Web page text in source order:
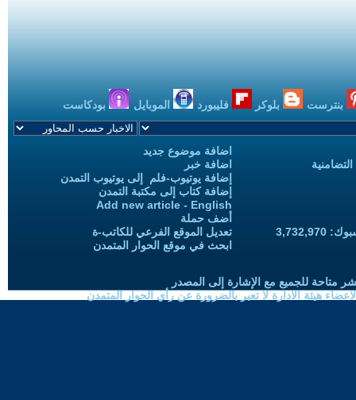
بنترست بلوكر فليبورد الموبايل بودكاست
اضافة موضوع جديد
اضافة خبر
إضافة يوتيوب-فلم إلى يوتيوب التمدن
إضافة كتاب إلى مكتبة التمدن
Add new article - English
أضف حملة
تعديل الموقع الفرعي للكاتب-ة
ابحث في موقع الحوار المتمدن
متاحة للجميع مع الإشارة إلى المصدر
هيئة الادارة لا تعبر بالضرورة عن رأي الحوار المتمدن